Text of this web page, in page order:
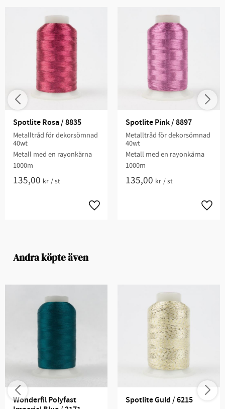
Spotlite Rosa / 8835
Metalltråd för dekorsömnad
40wt
Metall med en rayonkärna
1000m
135,00 kr /st
Spotlite Pink / 8897
Metalltråd för dekorsömnad
40wt
Metall med en rayonkärna
1000m
135,00 kr /st
Andra köpte även
Wonderfil Polyfast
Spotlite Guld / 6215